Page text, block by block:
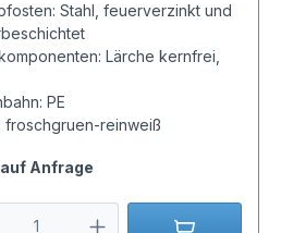
Stahl, feuerverzinkt und
Lärche kernfrei,
PE
froschgruen-reinweiß
Anfrage